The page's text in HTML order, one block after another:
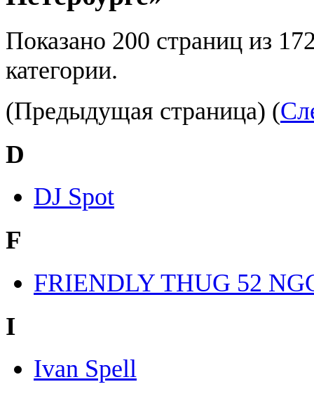
Показано 200 страниц из
категории.
(Предыдущая страница) (
D
DJ Spot
F
FRIENDLY THUG 52
I
Ivan Spell